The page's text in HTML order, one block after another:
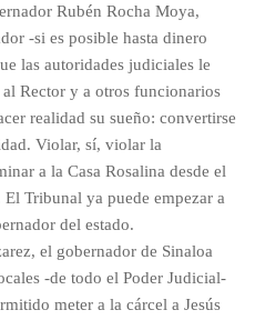
Rubén Rocha Moya,
-si es posible hasta dinero
las autoridades judiciales le
Rector y a otros funcionarios
realidad su sueño: convertirse
Violar, sí, violar la
a la Casa Rosalina desde el
Tribunal ya puede empezar a
del estado.
el gobernador de Sinaloa
-de todo el Poder Judicial-
meter a la cárcel a Jesús